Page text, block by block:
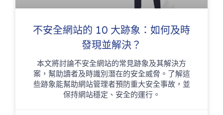
不安全網站的 10 大跡象：如何及時
發現並解決？
本文將討論不安全網站的常見跡象及其解決方
案，幫助讀者及時識別潛在的安全威脅。了解這
些跡象能幫助網站管理者預防重大安全事故，並
保持網站穩定、安全的運行。